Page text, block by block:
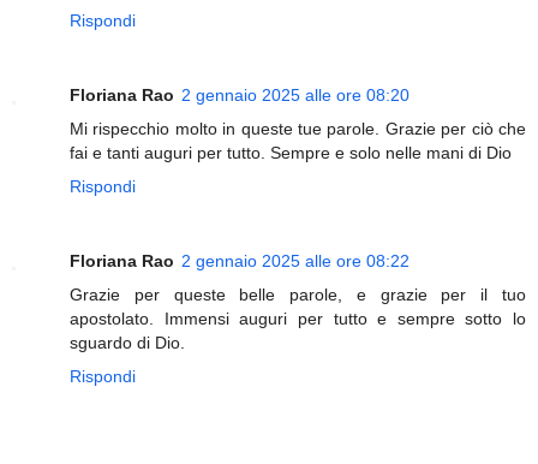
Rispondi
Floriana Rao 2 gennaio 2025 alle ore 08:20
Mi rispecchio molto in queste tue parole. Grazie per ciò che
fai e tanti auguri per tutto. Sempre e solo nelle mani di Dio
Rispondi
Floriana Rao 2 gennaio 2025 alle ore 08:22
Grazie per queste belle parole, e grazie per il tuo
apostolato. Immensi auguri per tutto e sempre sotto lo
sguardo di Dio.
Rispondi